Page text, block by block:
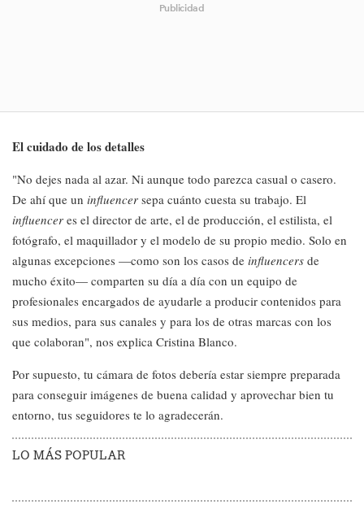
Publicidad
El cuidado de los detalles
"No dejes nada al azar. Ni aunque todo parezca casual o casero.
De ahí que un influencer sepa cuánto cuesta su trabajo. El
influencer es el director de arte, el de producción, el estilista, el
fotógrafo, el maquillador y el modelo de su propio medio. Solo en
algunas excepciones —como son los casos de influencers de
mucho éxito— comparten su día a día con un equipo de
profesionales encargados de ayudarle a producir contenidos para
sus medios, para sus canales y para los de otras marcas con los
que colaboran", nos explica Cristina Blanco.
Por supuesto, tu cámara de fotos debería estar siempre preparada
para conseguir imágenes de buena calidad y aprovechar bien tu
entorno, tus seguidores te lo agradecerán.
LO MÁS POPULAR